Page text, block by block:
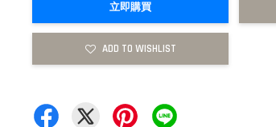
立即購買
ADD TO WISHLIST